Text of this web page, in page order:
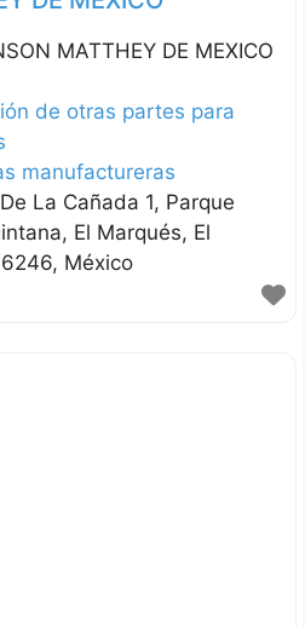
MATTHEY DE MEXICO
de otras partes para
manufactureras
La Cañada 1, Parque
El Marqués El
México